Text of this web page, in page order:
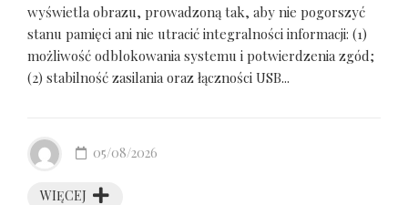
wyświetla obrazu, prowadzoną tak, aby nie pogorszyć
stanu pamięci ani nie utracić integralności informacji: (1)
możliwość odblokowania systemu i potwierdzenia zgód;
(2) stabilność zasilania oraz łączności USB...
WIĘCEJ
05/08/2026